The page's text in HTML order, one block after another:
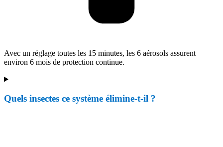
Avec un réglage toutes les 15 minutes, les 6 aérosols assurent
environ 6 mois de protection continue.
Quels insectes ce système élimine-t-il ?